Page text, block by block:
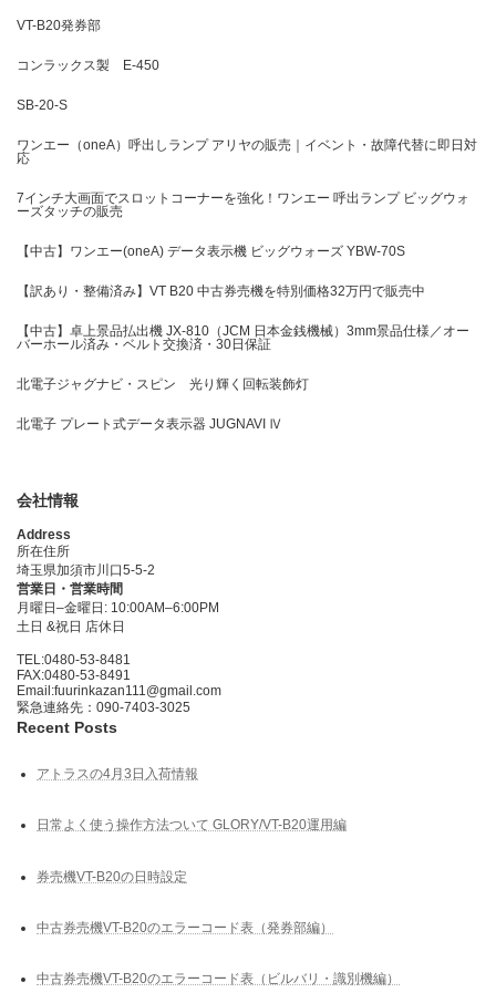
VT-B20発券部
コンラックス製 E-450
SB-20-S
ワンエー（oneA）呼出しランプ アリヤの販売｜イベント・故障代替に即日対
応
7インチ大画面でスロットコーナーを強化！ワンエー 呼出ランプ ビッグウォ
ーズタッチの販売
【中古】ワンエー(oneA) データ表示機 ビッグウォーズ YBW-70S
【訳あり・整備済み】VT B20 中古券売機を特別価格32万円で販売中
【中古】卓上景品払出機 JX-810（JCM 日本金銭機械）3mm景品仕様／オー
バーホール済み・ベルト交換済・30日保証
北電子ジャグナビ・スピン 光り輝く回転装飾灯
北電子 プレート式データ表示器 JUGNAVI Ⅳ
会社情報
Address
所在住所
埼玉県加須市川口5-5-2
営業日・営業時間
月曜日–金曜日: 10:00AM–6:00PM
土日 &祝日 店休日
TEL:0480-53-8481
FAX:0480-53-8491
Email:fuurinkazan111@gmail.com
緊急連絡先：090-7403-3025
Recent Posts
アトラスの4月3日入荷情報
日常よく使う操作方法ついて GLORY/VT-B20運用編
券売機VT-B20の日時設定
中古券売機VT-B20のエラーコード表（発券部編）
中古券売機VT-B20のエラーコード表（ビルバリ・識別機編）